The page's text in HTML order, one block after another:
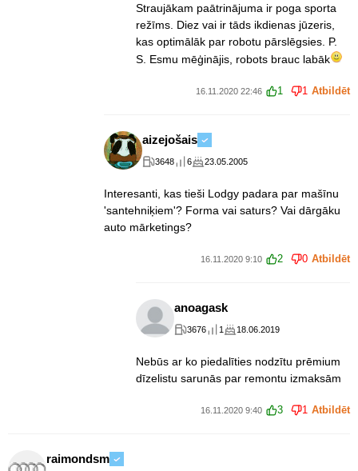
Straujākam paātrinājuma ir poga sporta
režīms. Diez vai ir tāds ikdienas jūzeris,
kas optimālāk par robotu pārslēgsies. P.
S. Esmu mēģinājis, robots brauc labāk
16.11.2020 22:46 1 1 Atbildēt
aizejošais
3648 6 23.05.2005
Interesanti, kas tieši Lodgy padara par mašīnu
'santehniķiem'? Forma vai saturs? Vai dārgāku
auto mārketings?
16.11.2020 9:10 2 0 Atbildēt
anoagask
3676 1 18.06.2019
Nebūs ar ko piedalīties nodzītu prēmium
dīzelistu sarunās par remontu izmaksām
16.11.2020 9:40 3 1 Atbildēt
raimondsm